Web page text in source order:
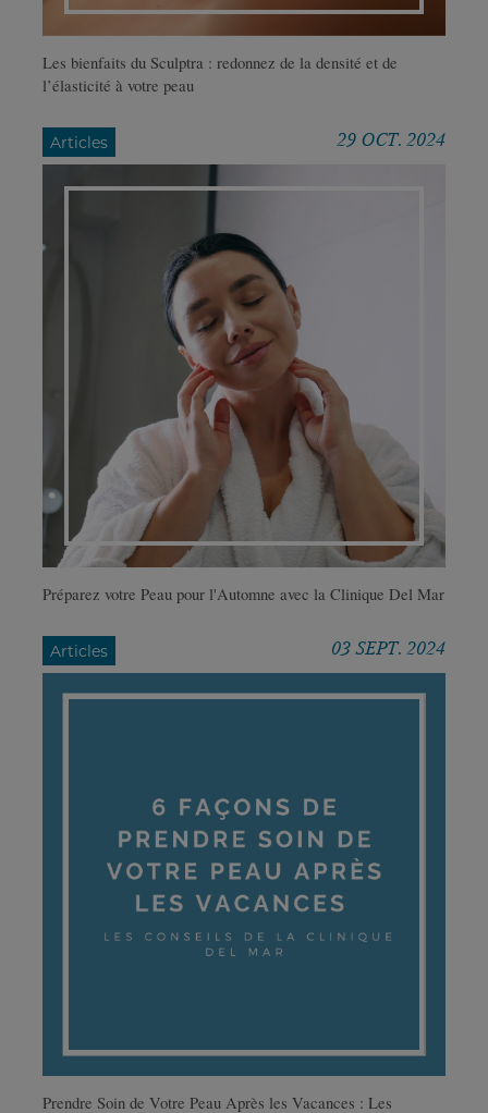
Les bienfaits du Sculptra : redonnez de la densité et de
l’élasticité à votre peau
Articles 29 OCT. 2024
Préparez votre Peau pour l'Automne avec la Clinique Del Mar
Articles 03 SEPT. 2024
Prendre Soin de Votre Peau Après les Vacances : Les